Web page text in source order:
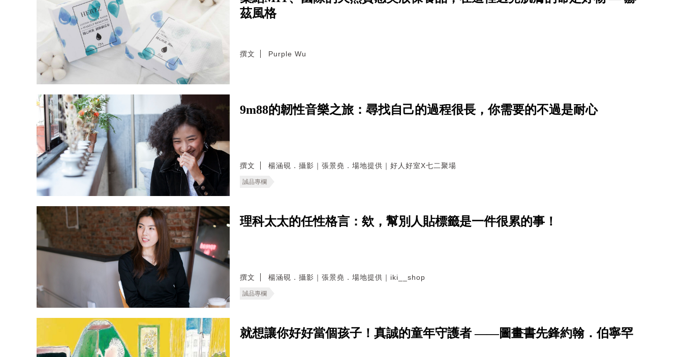
茲風格
撰文 Purple Wu
9m88的韌性音樂之旅：尋找自己的過程很長，你需要的不過是耐心
撰文 楊涵硯．攝影｜張景堯．場地提供｜好人好室X七二聚場
誠品專欄
理科太太的任性格言：欸，幫別人貼標籤是一件很累的事！
撰文 楊涵硯．攝影｜張景堯．場地提供｜iki__shop
誠品專欄
就想讓你好好當個孩子！真誠的童年守護者 ——圖畫書先鋒約翰．伯寧罕